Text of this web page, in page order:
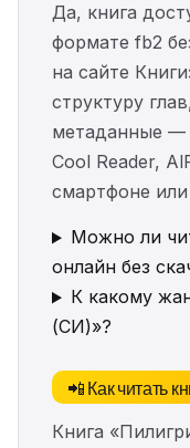
Да, книга
формате fb2
на сайте
структуру
метаданные —
Cool Reader,
смартфоне
Можно ли
онлайн без
К какому
(СИ)»?
📲 Как читать
Книга